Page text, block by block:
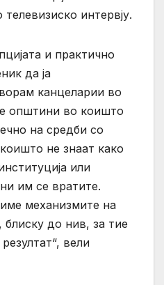
интервју.
и практично
да ја
канцеларии во
општини во коишто
на средби со
не знаат како
или
им се вратите.
механизмите на
блиску до нив, за тие
вели